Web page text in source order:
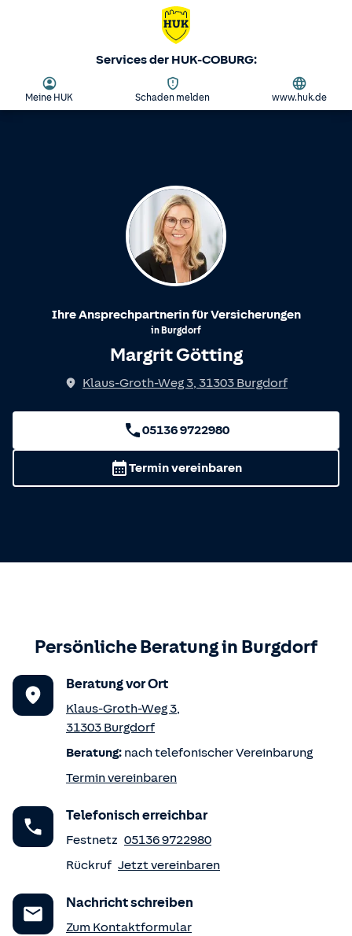
Services der HUK-COBURG:
Meine HUK Schaden melden www.huk.de
Ihre Ansprechpartnerin für Versicherungen
in Burgdorf
Margrit Götting
Klaus-Groth-Weg 3, 31303 Burgdorf
05136 9722980
Termin vereinbaren
Persönliche Beratung in Burgdorf
Beratung vor Ort
Klaus-Groth-Weg 3,
31303 Burgdorf
Beratung: nach telefonischer Vereinbarung
Termin vereinbaren
Telefonisch erreichbar
Festnetz 05136 9722980
Rückruf Jetzt vereinbaren
Nachricht schreiben
Zum Kontaktformular